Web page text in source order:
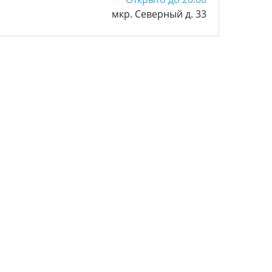
мкр. Северный д. 33